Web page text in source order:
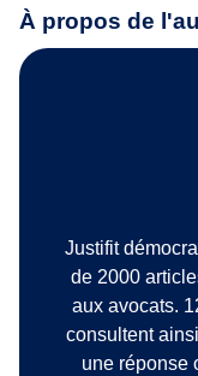
À propos de
Justifit
de 2000
aux avocats.
consultent
une réponse